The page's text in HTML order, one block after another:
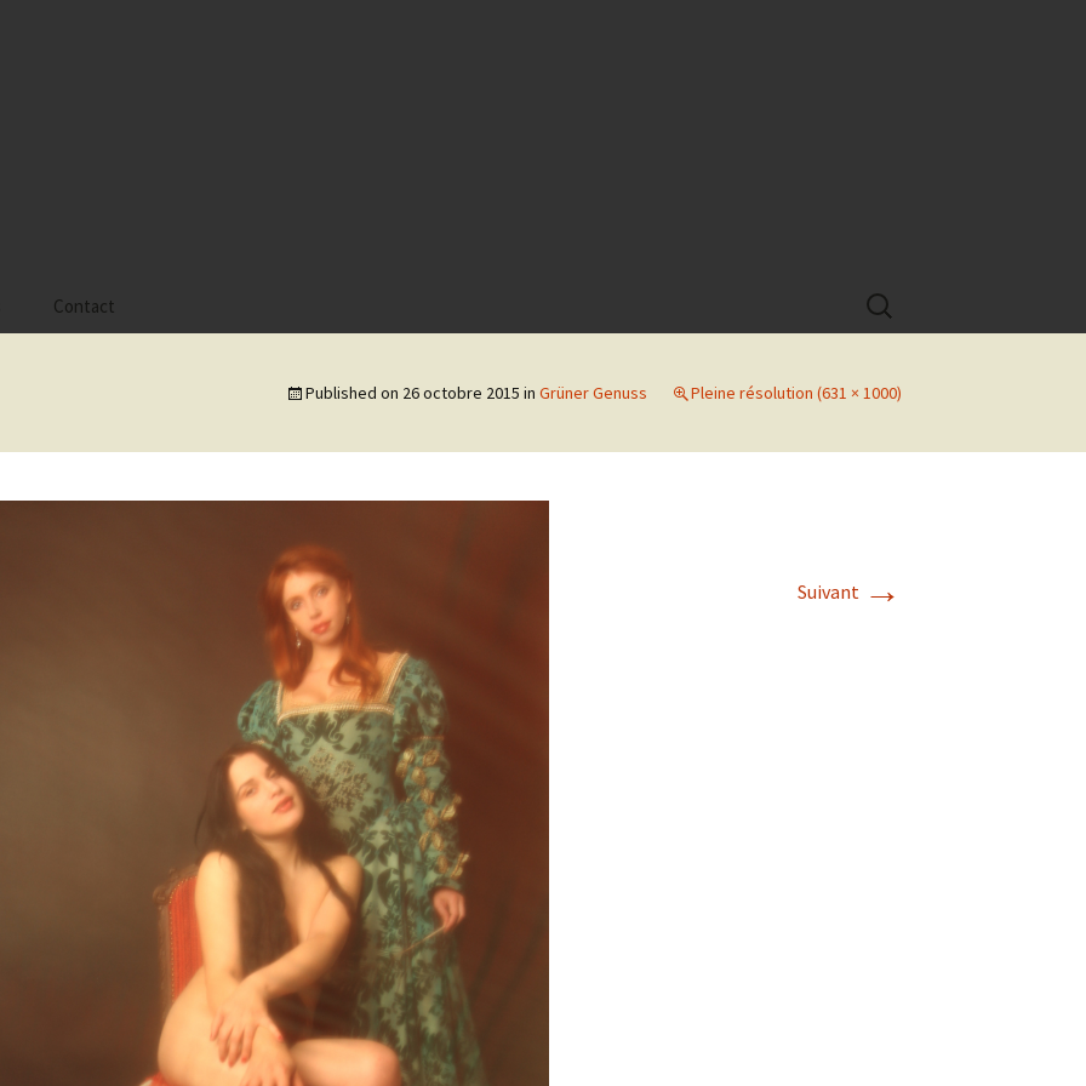
Contact
Rechercher :
Published on 26 octobre 2015 in Grüner Genuss Pleine résolution (631 × 1000)
Suivant →